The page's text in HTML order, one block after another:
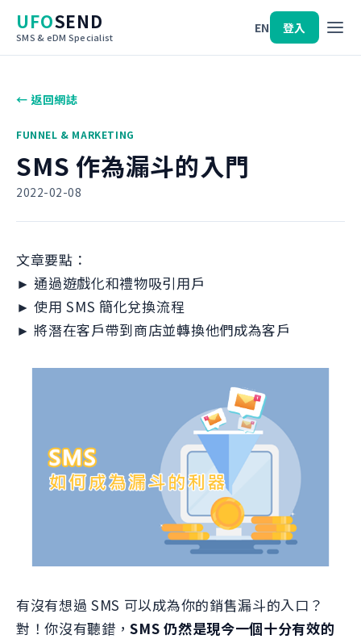
UFOSEND
SMS & eDM Specialist
EN 登入
← 返回網誌
FUNNEL & MARKETING
SMS 作為漏斗的入門
2022-02-08
文章要點：
► 通過遊戲化和禮物吸引用戶
► 使用 SMS 簡化兌換流程
► 將潛在客戶帶到商店並轉換他們成為客戶
有沒有想過 SMS 可以成為你的銷售漏斗的入口？
對！你沒有聽錯，SMS 仍然是現今一個十分有效的